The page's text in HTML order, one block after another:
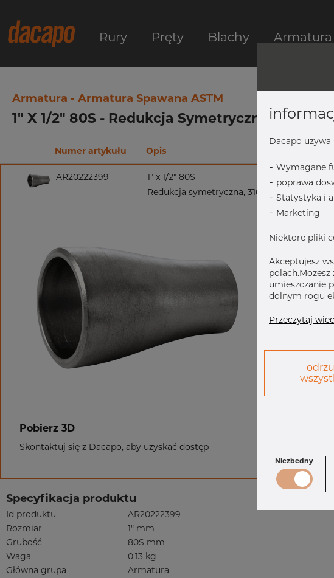
Rury Pręty Blachy Armatura
Armatura - Armatura Spawana ASTM
1" X 1/2" 80S - Redukcja Symetryczna, 316/
Numer artykułu Opis
AR20222399
1" x 1/2" 80S
Redukcja symetryczna, 316/316L, ASTM A-
Pobierz 3D
Skontaktuj się z Dacapo, aby uzyskać dostęp
Inch: 1" x
Specyfikacja produktu
Id produktu
AR20222399
Rozmiar
1" mm
Grubość
80S mm
Waga
0.13 kg
Główna grupa
Armatura
Dacapo
- Wymagane
- poprawa
- Statystyka i
- Marketing
Niektore pliki
Akceptujesz
umieszczanie
dolnym rogu
Przeczytaj
Niezbedny